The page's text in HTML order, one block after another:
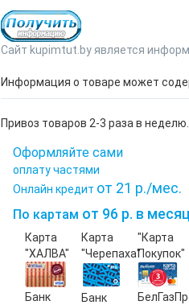
Сайт kupimtut.by является
Информация о товаре может
Привоз товаров 2-3 раза в неделю.
Оформляйте сами
оплату частями
Онлайн кредит от 21 р./мес.
По картам от 96 р. в
Карта
"ХАЛВА"
Банк
Карта
"Черепаха"
Банк
"Карта
Покупок"